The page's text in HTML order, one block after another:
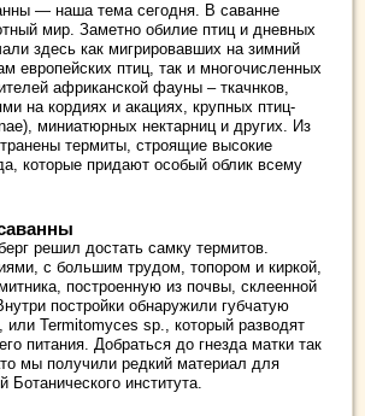
— наша тема сегодня. В саванне
мир. Заметно обилие птиц и дневных
здесь как мигрировавших на зимний
европейских птиц, так и многочисленных
африканской фауны – ткачнков,
на кордиях и акациях, крупных птиц-
миниатюрных нектарниц и других. Из
термиты, строящие высокие
которые придают особый облик всему
решил достать самку термитов.
с большим трудом, топором и киркой,
построенную из почвы, склеенной
постройки обнаружили губчатую
или Termitomyces sp., который разводят
питания. Добраться до гнезда матки так
мы получили редкий материал для
Ботанического института.